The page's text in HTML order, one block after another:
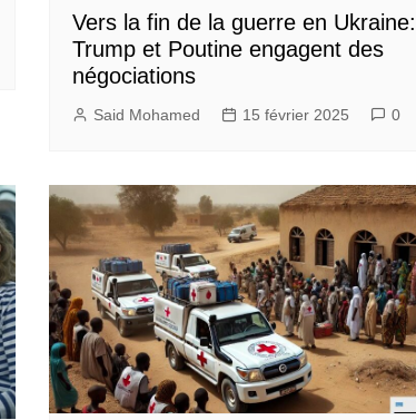
Vers la fin de la guerre en Ukraine:
Trump et Poutine engagent des
négociations
Said Mohamed 15 février 2025 0